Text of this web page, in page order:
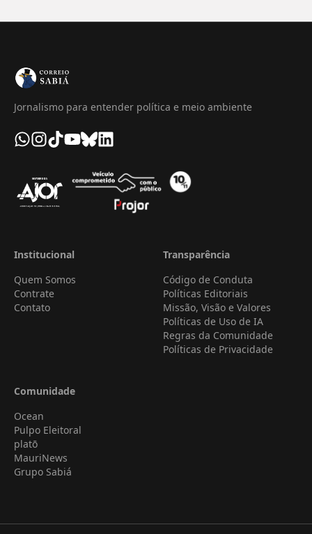
Jornalismo para entender política e meio ambiente
Institucional
Quem Somos
Contrate
Contato
Transparência
Código de Conduta
Políticas Editoriais
Missão, Visão e Valores
Políticas de Uso de IA
Regras da Comunidade
Políticas de Privacidade
Comunidade
Ocean
Pulpo Eleitoral
platō
MauriNews
Grupo Sabiá